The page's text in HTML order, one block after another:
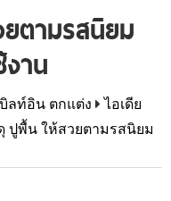
ตามรสนิยม
าน
ลท์อิน ตกแต่ง
ไอเดีย
ปูพื้น ให้สวยตามรสนิยม